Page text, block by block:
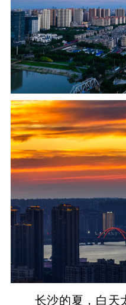
长沙的夏，白天